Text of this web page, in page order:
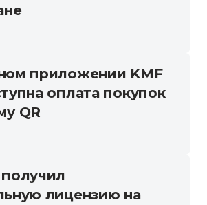
приложении KMF
оплата покупок
QR
лицензию на